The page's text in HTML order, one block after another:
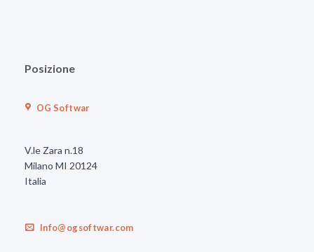
Posizione
OG Softwar
V.le Zara n.18
Milano MI 20124
Italia
Info@ogsoftwar.com